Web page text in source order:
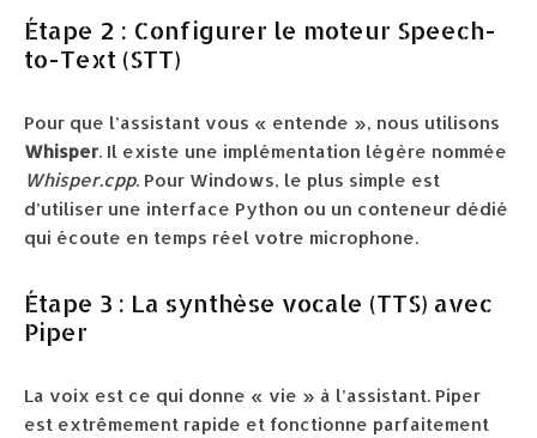
Étape 2 : Configurer le moteur Speech-
to-Text (STT)
Pour que l’assistant vous « entende », nous utilisons
Whisper. Il existe une implémentation légère nommée
Whisper.cpp. Pour Windows, le plus simple est
d’utiliser une interface Python ou un conteneur dédié
qui écoute en temps réel votre microphone.
Étape 3 : La synthèse vocale (TTS) avec
Piper
La voix est ce qui donne « vie » à l’assistant. Piper
est extrêmement rapide et fonctionne parfaitement